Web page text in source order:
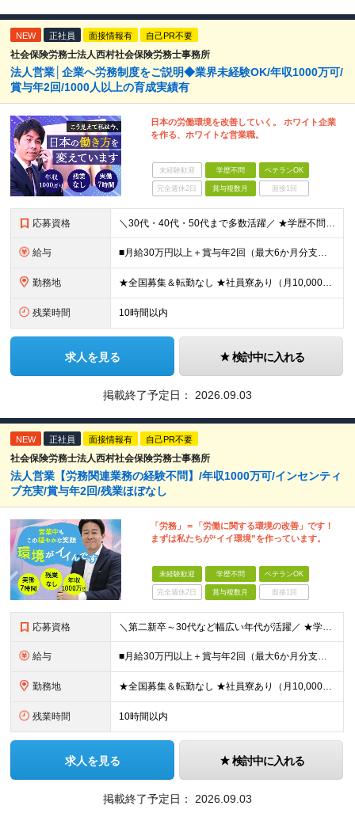
NEW 正社員 面接情報有 自己PR不要
社会保険労務士法人西村社会保険労務士事務所
法人営業│企業へ労務制度をご説明◆業界未経験OK/年収1000万可/
賞与年2回/1000人以上の育成実績有
日本の労働環境を改善していく。 ホワイト企業
を作る、ホワイトな営業職。
未経験歓迎 学歴不問 ベテランOK
完全週休2日 賞与複数月 面接1回
応募資格 ＼30代・40代・50代まで多数活躍／ ★学歴不問 ★何かしらの営業経験をお持ちの方（経験年数・業界不問） 社会保険や労務の知識は必要ありません。 業界未経験からスタートできます！ ＜仕事のやりが
給与 ■月給30万円以上＋賞与年2回（最大6か月分支給実績あり）＋インセンティブ ★インセンティブ毎月支給 └最大で30～65万円を獲得する社員も └入社5年未満の社員の月平均インセンティブ15万円 ★社
勤務地 ★全国募集＆転勤なし ★社員寮あり（月10,000円～） ※勤務地による ★直行直帰OK ★車・自転車・バイク通勤OK ※一部事務所 【北海道・東北】 札幌事務所、仙台事務所 【関東】 大宮事務所
残業時間 10時間以内
求人を見る 検討中に入れる
掲載終了予定日： 2026.09.03
NEW 正社員 面接情報有 自己PR不要
社会保険労務士法人西村社会保険労務士事務所
法人営業【労務関連業務の経験不問】/年収1000万可/インセンティ
ブ充実/賞与年2回/残業ほぼなし
「労務」＝「労働に関する環境の改善」です！
まずは私たちが“イイ環境”を作っています。
未経験歓迎 学歴不問 ベテランOK
完全週休2日 賞与複数月 面接1回
応募資格 ＼第二新卒～30代など幅広い年代が活躍／ ★学歴不問 ★第二新卒歓迎 社会保険や労務の知識は必要ありません。 業界未経験からスタートできます！ ＼優遇します！／ ★何かしらの営業経験をお持ちの方（
給与 ■月給30万円以上＋賞与年2回（最大6か月分支給実績あり）＋インセンティブ ★インセンティブ毎月支給 └最大で30～65万円を獲得する社員も └入社5年未満の社員の月平均インセンティブ15万円 ★社
勤務地 ★全国募集＆転勤なし ★社員寮あり（月10,000円～） ※勤務地による ★直行直帰OK ★車・自転車・バイク通勤OK ※一部事務所 【北海道・東北】 札幌事務所、仙台事務所 【関東】 大宮事務所
残業時間 10時間以内
求人を見る 検討中に入れる
掲載終了予定日： 2026.09.03